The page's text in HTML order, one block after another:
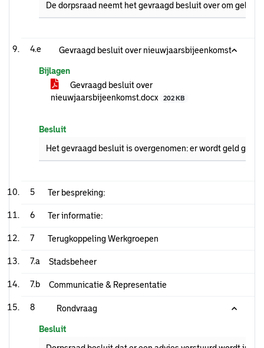
De dorpsraad neemt het gevraagd besluit over om geld
4.e Gevraagd besluit over nieuwjaarsbijeenkomst
Bijlagen
Gevraagd besluit over
nieuwjaarsbijeenkomst.docx
202 KB
Besluit
Het gevraagd besluit is overgenomen: er wordt geld
5 Ter bespreking:
6 Ter informatie:
7 Terugkoppeling Werkgroepen
7.a Stadsbeheer
7.b Communicatie & Representatie
8 Rondvraag
Besluit